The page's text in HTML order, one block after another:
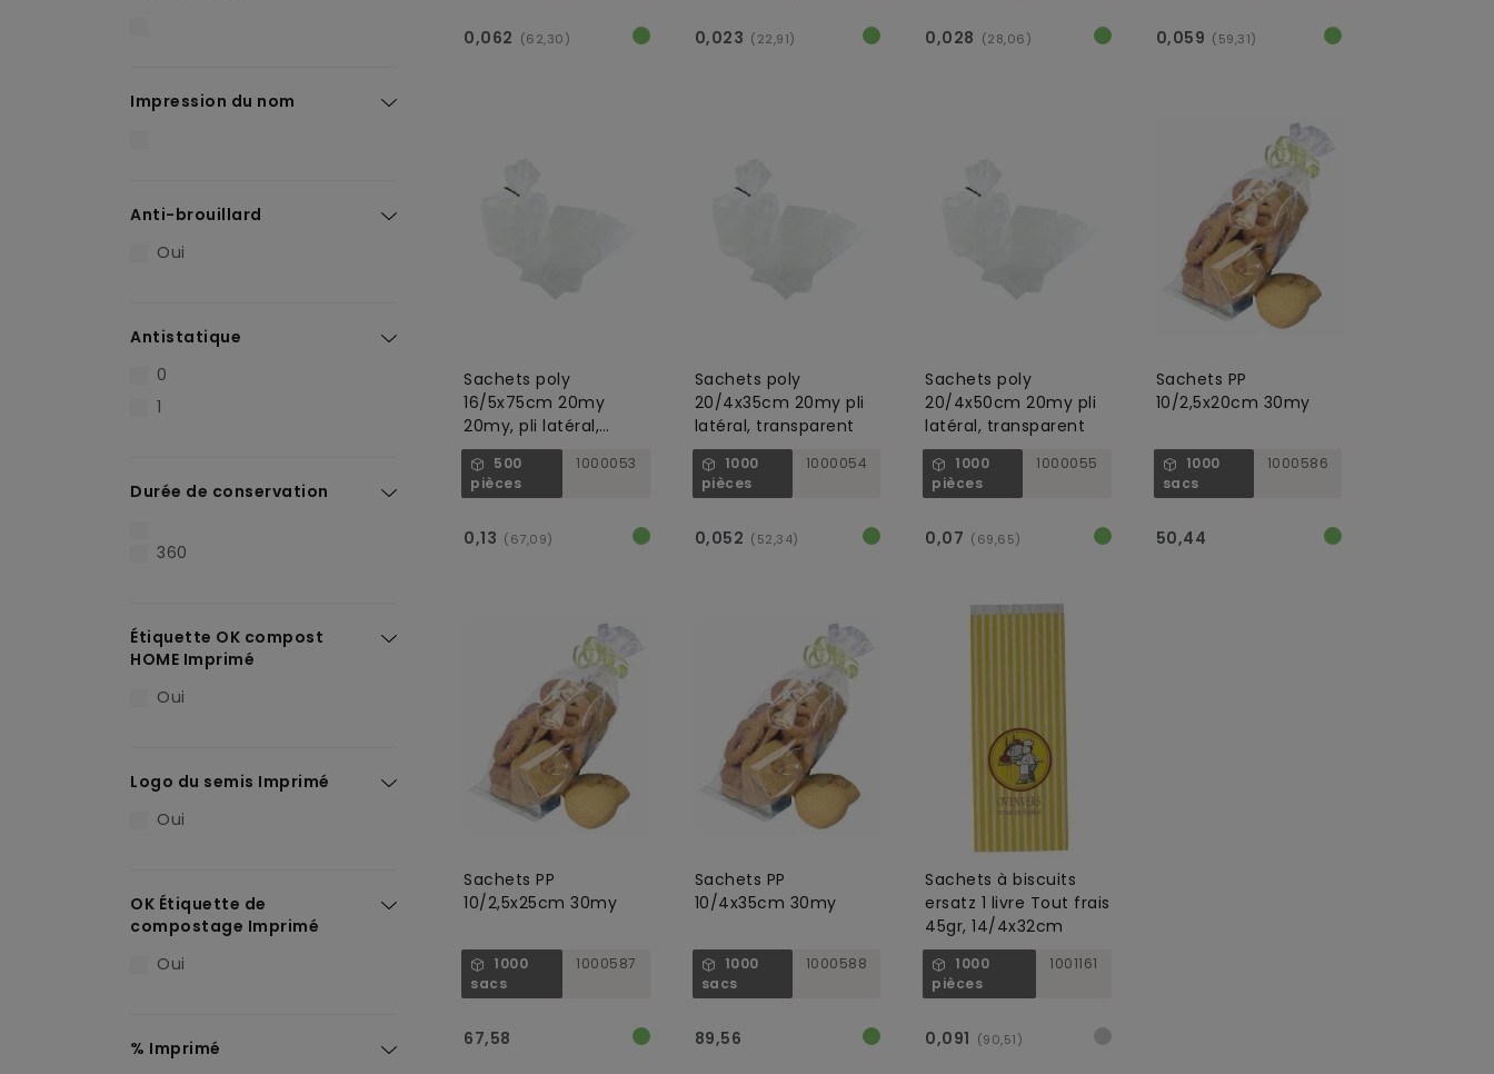
Impression du nom
Anti-brouillard
Oui
Antistatique
0
1
Durée de conservation
360
Étiquette OK compost
HOME Imprimé
Oui
Logo du semis Imprimé
Oui
OK Étiquette de
compostage Imprimé
Oui
% Imprimé
0,062 (62,30) 0,023 (22,91) 0,028 (28,06) 0,059 (59,31)
Sachets poly
16/5x75cm 20my
20my, pli latéral,
transparent
500
pièces
1000053
0,13 (67,09)
Sachets poly
20/4x35cm 20my pli
latéral, transparent
1000
pièces
1000054
0,052 (52,34)
Sachets poly
20/4x50cm 20my pli
latéral, transparent
1000
pièces
1000055
0,07 (69,65)
Sachets PP
10/2,5x20cm 30my
1000
sacs
1000586
50,44
Sachets PP
10/2,5x25cm 30my
1000
sacs
1000587
67,58
Sachets PP
10/4x35cm 30my
1000
sacs
1000588
89,56
Sachets à biscuits
ersatz 1 livre Tout frais
45gr, 14/4x32cm
1000
pièces
1001161
0,091 (90,51)